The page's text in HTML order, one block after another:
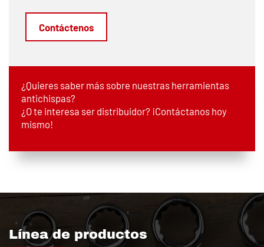
Contáctenos
¿Quieres saber más sobre nuestras herramientas
antichispas?
¿O te interesa ser distribuidor? ¡Contáctanos hoy
mismo!
Línea de productos